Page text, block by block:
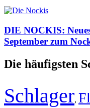
DIE NOCKIS:
September zum
Die häufigsten
Schlager,